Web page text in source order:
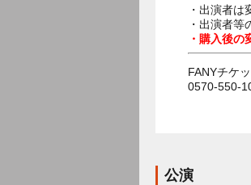
・出演者は
・出演者等
・購入後の
FANYチケ
0570-550-
公演